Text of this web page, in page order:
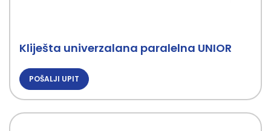
Kliješta univerzalana paralelna UNIOR
POŠALJI UPIT